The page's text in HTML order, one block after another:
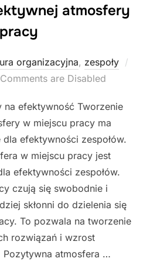
atmosfery
pracy
organizacyjna, zespoły
Comments are Disabled
na efektywność Tworzenie
w miejscu pracy ma
efektywności zespołów.
w miejscu pracy jest
efektywności zespołów.
czują się swobodnie i
skłonni do dzielenia się
To pozwala na tworzenie
rozwiązań i wzrost
atmosfera …